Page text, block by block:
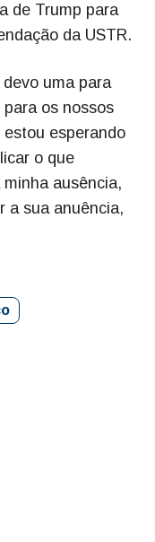
de Trump para
da USTR.
uma para
os nossos
esperando
o que
ausência,
a sua anuência,